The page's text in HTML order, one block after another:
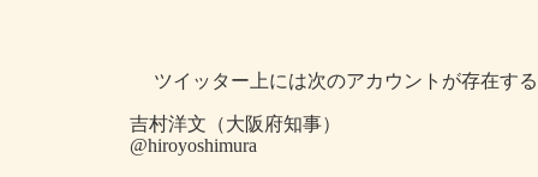
ツイッター上には次のアカウントが存在す
吉村洋文（大阪府知事）
@hiroyoshimura